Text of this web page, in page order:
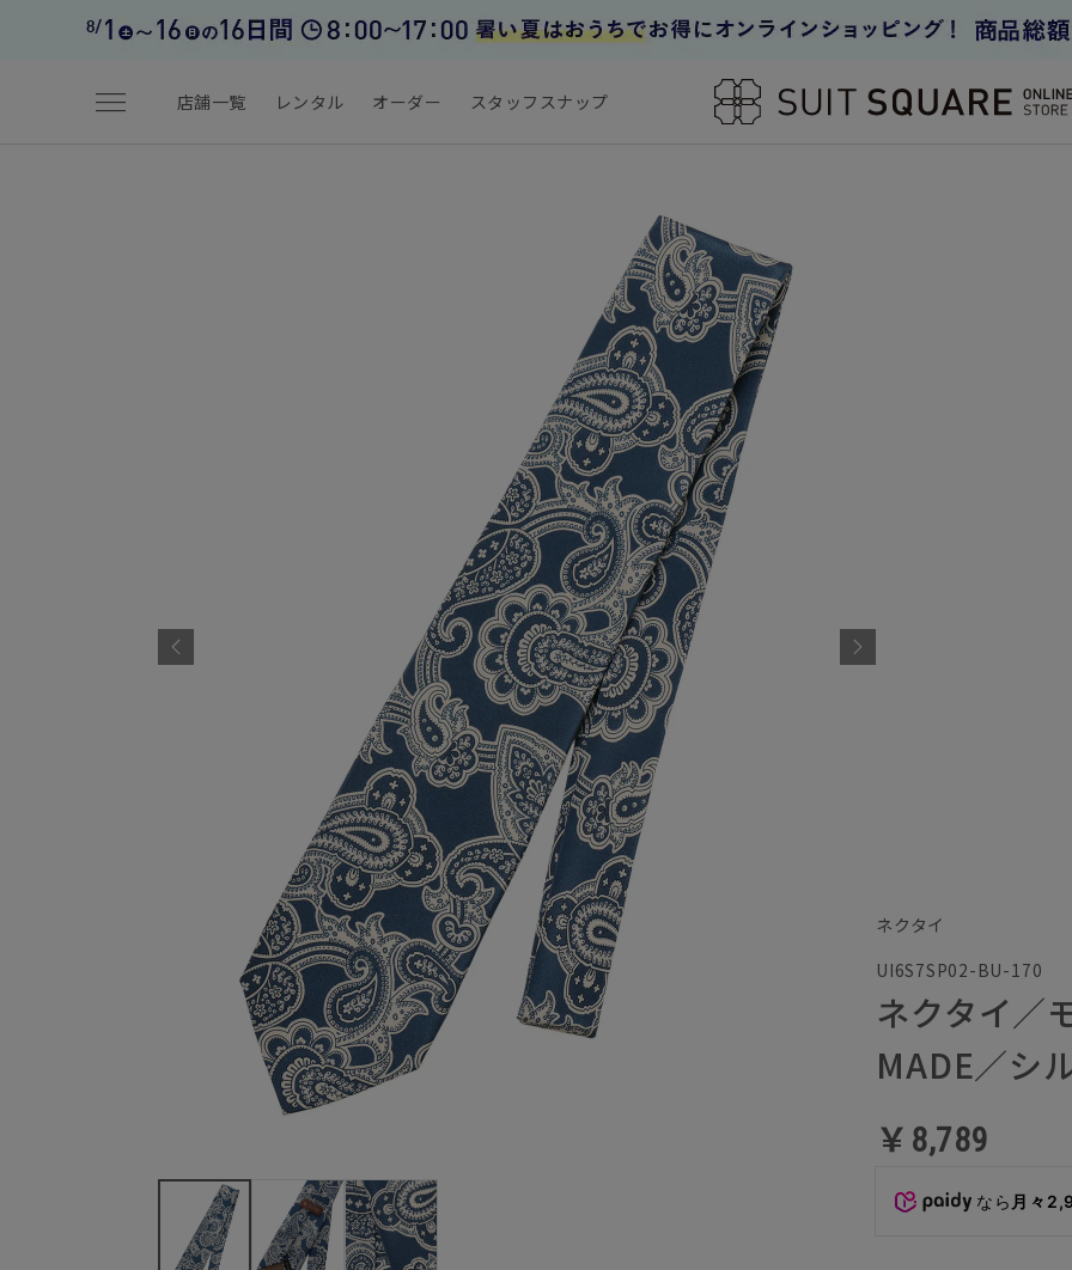
menu 店舗一覧 レンタル オーダー スタッフスナップ
ネクタイ
UI6S7SP02-BU-170
ネクタイ／
MADE／シ
￥8,789
なら 月々